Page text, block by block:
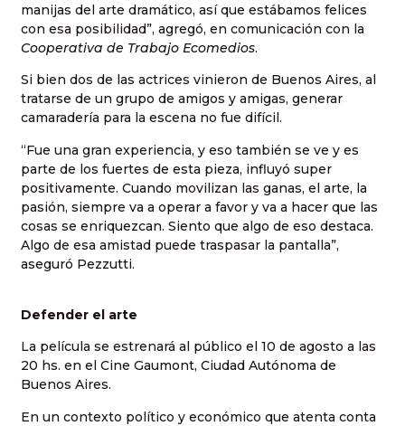
manijas del arte dramático, así que estábamos felices
con esa posibilidad”, agregó, en comunicación con la
Cooperativa de Trabajo Ecomedios.
Si bien dos de las actrices vinieron de Buenos Aires, al
tratarse de un grupo de amigos y amigas, generar
camaradería para la escena no fue difícil.
“Fue una gran experiencia, y eso también se ve y es
parte de los fuertes de esta pieza, influyó super
positivamente. Cuando movilizan las ganas, el arte, la
pasión, siempre va a operar a favor y va a hacer que las
cosas se enriquezcan. Siento que algo de eso destaca.
Algo de esa amistad puede traspasar la pantalla”,
aseguró Pezzutti.
Defender el arte
La película se estrenará al público el 10 de agosto a las
20 hs. en el Cine Gaumont, Ciudad Autónoma de
Buenos Aires.
En un contexto político y económico que atenta conta